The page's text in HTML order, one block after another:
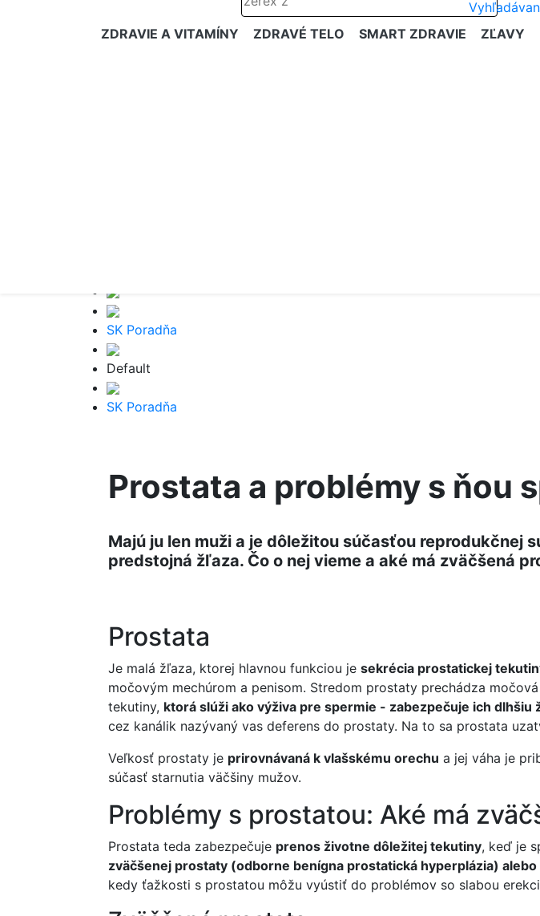
ZDRAVIE A VITAMÍNY ZDRAVÉ TELO SMART ZDRAVIE ZĽAVY
SK Poradňa
Default
SK Poradňa
Prostata a problémy s ňou
Majú ju len muži a je dôležitou súčasťou reprodukčnej
predstojná žľaza. Čo o nej vieme a aké má zväčšená
Prostata
Je malá žľaza, ktorej hlavnou funkciou je sekrécia prostatickej
močovým mechúrom a penisom. Stredom prostaty prechádza
tekutiny, ktorá slúži ako výživa pre spermie - zabezpečuje ich dlhšiu
cez kanálik nazývaný vas deferens do prostaty. Na to sa prostata
Veľkosť prostaty je prirovnávaná k vlašskému orechu a jej váha je
súčasť starnutia väčšiny mužov.
Problémy s prostatou: Aké má
Prostata teda zabezpečuje prenos životne dôležitej tekutiny, keď je
zväčšenej prostaty (odborne benígna prostatická hyperplázia)
kedy ťažkosti s prostatou môžu vyústiť do problémov so slabou